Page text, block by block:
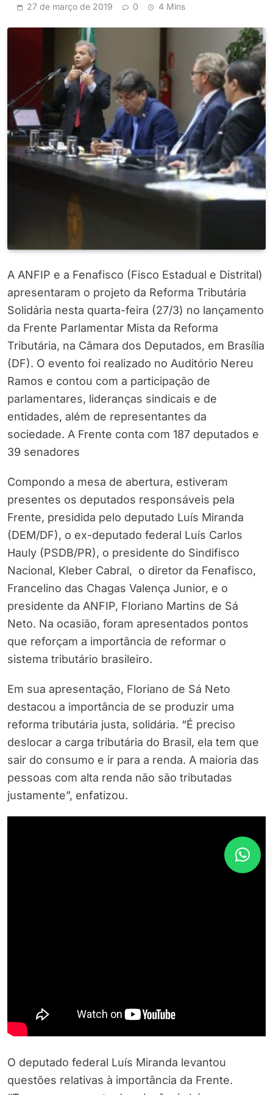
27 de março de 2019 0 4 Mins
A ANFIP e a Fenafisco (Fisco Estadual e Distrital)
apresentaram o projeto da Reforma Tributária
Solidária nesta quarta-feira (27/3) no lançamento
da Frente Parlamentar Mista da Reforma
Tributária, na Câmara dos Deputados, em Brasília
(DF). O evento foi realizado no Auditório Nereu
Ramos e contou com a participação de
parlamentares, lideranças sindicais e de
entidades, além de representantes da
sociedade. A Frente conta com 187 deputados e
39 senadores
Compondo a mesa de abertura, estiveram
presentes os deputados responsáveis pela
Frente, presidida pelo deputado Luís Miranda
(DEM/DF), o ex-deputado federal Luís Carlos
Hauly (PSDB/PR), o presidente do Sindifisco
Nacional, Kleber Cabral, o diretor da Fenafisco,
Francelino das Chagas Valença Junior, e o
presidente da ANFIP, Floriano Martins de Sá
Neto. Na ocasião, foram apresentados pontos
que reforçam a importância de reformar o
sistema tributário brasileiro.
Em sua apresentação, Floriano de Sá Neto
destacou a importância de se produzir uma
reforma tributária justa, solidária. “É preciso
deslocar a carga tributária do Brasil, ela tem que
sair do consumo e ir para a renda. A maioria das
pessoas com alta renda não são tributadas
justamente”, enfatizou.
O deputado federal Luís Miranda levantou
questões relativas à importância da Frente.